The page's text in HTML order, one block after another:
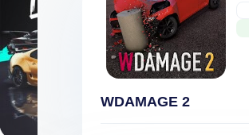
WDAMAGE 2